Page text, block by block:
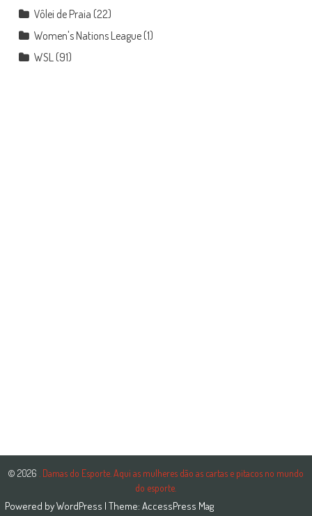
Vôlei de Praia (22)
Women's Nations League(1)
WSL (91)
© 2026 . Damas do Esporte. Aqui as mulheres dão as cartas e pitacos no mundo
do esporte.
Powered byWordPress | Theme: AccessPress Mag